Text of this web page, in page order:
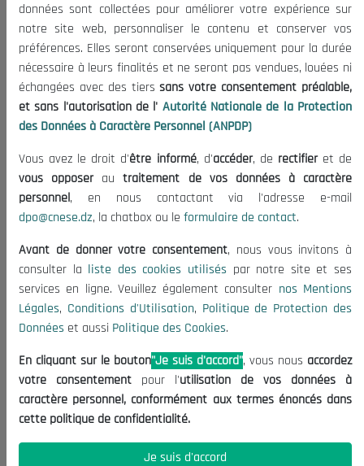
Le CNESE
A Propos
Le président
Organisation
Publications
Informations utiles
Appels d'offres et Consultations
Mentions Légales
Conditions d'Utilisation
Politique de Protection des Données
Politique des Cookies
Nous Contacter
(+213) 021 98 01 00|01|02
contact@cnese.dz
Suggestions ou Initiatives ?
Newsletter
dernières nouvelles.
données sont collectées pour améliorer votre expérience sur
notre site web, personnaliser le contenu et conserver vos
préférences. Elles seront conservées uniquement pour la durée
nécessaire à leurs finalités et ne seront pas vendues, louées ni
échangées avec des tierssans votre consentement préalable,
et sans l'autorisation de l' Autorité Nationale de la Protection
des Données à Caractère Personnel (ANPDP)
Vous avez le droit d'être informé, d'accéder, de rectifieret de
vous opposerautraitement de vos données à caractère
personnel, en nous contactant via l'adresse e-mail
dpo@cnese.dz, la chatbox ou le formulaire de contact.
Avant de donner votre consentement, nous vous invitons à
consulter la liste des cookies utilisés par notre site et ses
services en ligne. Veuillez également consulter nos Mentions
Légales, Conditions d'Utilisation, Politique de Protection des
Données et aussi Politique des Cookies.
En cliquant sur le bouton"Je suis d'accord", vous nous accordez
votre consentement pour l'utilisation de vos données à
caractère personnel, conformément aux termes énoncés dans
cette politique de confidentialité.
Je suis d'accord